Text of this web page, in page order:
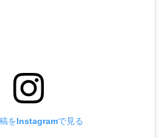
をInstagramで見る